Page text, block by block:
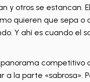
y otros se estancan.
quieren que sepa o
Y ahí es cuando el
competitivo
a la parte «sabrosa».